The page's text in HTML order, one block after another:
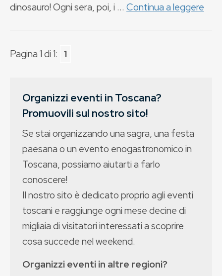
dinosauro! Ogni sera, poi, i ... Continua a leggere
Pagina 1 di 1: 1
Organizzi eventi in Toscana?
Promuovili sul nostro sito!
Se stai organizzando una sagra, una festa
paesana o un evento enogastronomico in
Toscana, possiamo aiutarti a farlo
conoscere!
Il nostro sito è dedicato proprio agli eventi
toscani e raggiunge ogni mese decine di
migliaia di visitatori interessati a scoprire
cosa succede nel weekend.
Organizzi eventi in altre regioni?